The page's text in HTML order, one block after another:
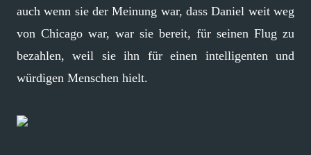
auch wenn sie der Meinung war, dass Daniel weit weg
von Chicago war, war sie bereit, für seinen Flug zu
bezahlen, weil sie ihn für einen intelligenten und
würdigen Menschen hielt.